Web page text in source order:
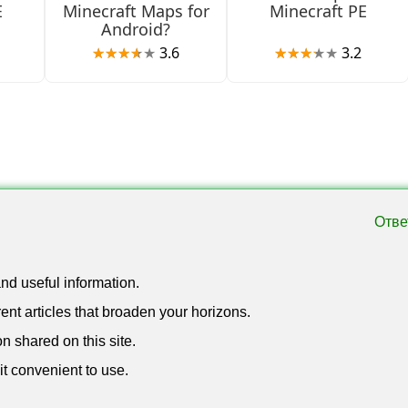
Четыре команды соревнуются на одной площадке по тем
четырёх игроков.
бой.
и двумя режимами игры. Создана для небольших
что делает матчи разнообразными на протяжении
Minecraft Maps for
Android?
3.6
Minecraft PE
3.2
useful information.
articles that broaden your horizons.
shared on this site.
convenient to use.